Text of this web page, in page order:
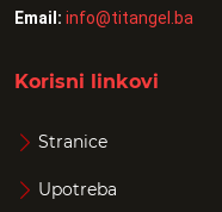
Email: info@titangel.ba
Korisni linkovi
Stranice
Upotreba